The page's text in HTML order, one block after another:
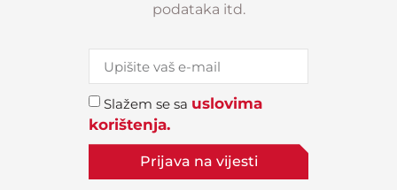
podataka itd.
Slažem se sa uslovima
korištenja.
Prijava na vijesti